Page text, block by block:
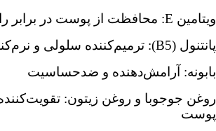
ویتامین E: محافظت از پوست در برابر رادیکال‌های آزاد
پانتنول (B5): ترمیم‌کننده سلولی و نرم‌کننده
بابونه: آرامش‌دهنده و ضدحساسیت
روغن جوجوبا و روغن زیتون:
پوست